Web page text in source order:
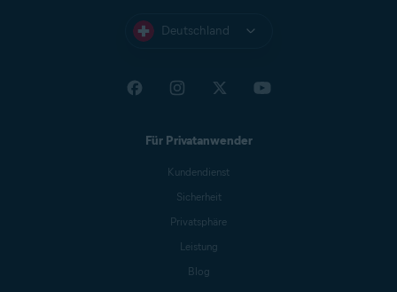
Deutschland
Für Privatanwender
Kundendienst
Sicherheit
Privatsphäre
Leistung
Blog